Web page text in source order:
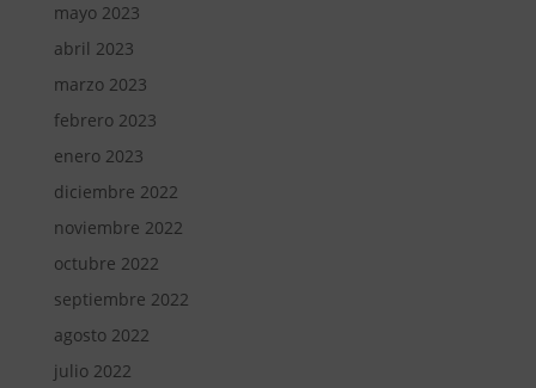
mayo 2023
abril 2023
marzo 2023
febrero 2023
enero 2023
diciembre 2022
noviembre 2022
octubre 2022
septiembre 2022
agosto 2022
julio 2022